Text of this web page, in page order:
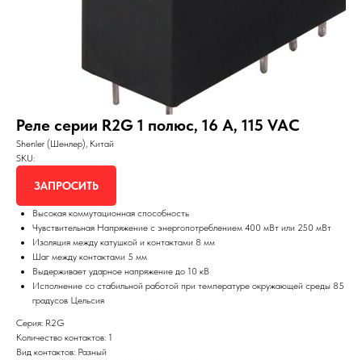
Реле серии R2G 1 полюс, 16 А, 115 VAC
Shenler (Шенлер), Китай
SKU:
ЗАПРОСИТЬ
Высокая коммутационная способность
Чувствительная Напряжение с энергопотреблением 400 мВт или 250 мВт
Изоляция между катушкой и контактами 8 мм
Шаг между контактами 5 мм
Выдерживает ударное напряжение до 10 кВ
Исполнение со стабильной работой при температуре окружающей среды 85
градусов Цельсия
Серия: R2G
Количество контактов: 1
Вид контактов: Разный